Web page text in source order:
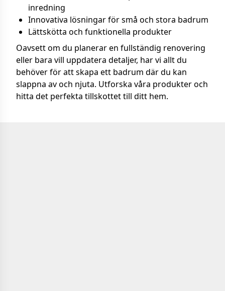
inredning
Innovativa lösningar för små och stora badrum
Lättskötta och funktionella produkter
Oavsett om du planerar en fullständig renovering
eller bara vill uppdatera detaljer, har vi allt du
behöver för att skapa ett badrum där du kan
slappna av och njuta. Utforska våra produkter och
hitta det perfekta tillskottet till ditt hem.